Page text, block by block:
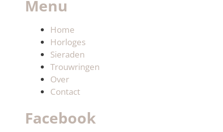
Menu
Home
Horloges
Sieraden
Trouwringen
Over
Contact
Facebook